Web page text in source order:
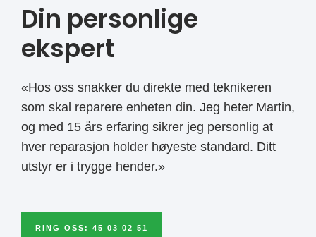
Din personlige
ekspert
«Hos oss snakker du direkte med teknikeren
som skal reparere enheten din. Jeg heter Martin,
og med 15 års erfaring sikrer jeg personlig at
hver reparasjon holder høyeste standard. Ditt
utstyr er i trygge hender.»
RING OSS: 45 03 02 51